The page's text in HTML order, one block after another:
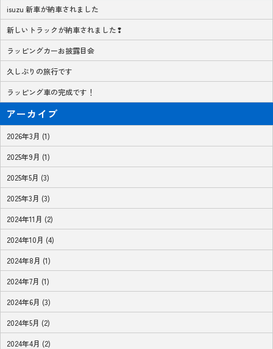
isuzu 新車が納車されました
新しいトラックが納車されました❢
ラッピングカーお披露目会
久しぶりの旅行です
ラッピング車の完成です！
アーカイブ
2026年3月 (1)
2025年9月 (1)
2025年5月 (3)
2025年3月 (3)
2024年11月 (2)
2024年10月 (4)
2024年8月 (1)
2024年7月 (1)
2024年6月 (3)
2024年5月 (2)
2024年4月 (2)